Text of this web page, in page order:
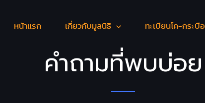
หน้าแรก เกี่ยวกับมูลนิธิ ทะเบียนโค-กระบือ
คำถามที่พบบ่อย